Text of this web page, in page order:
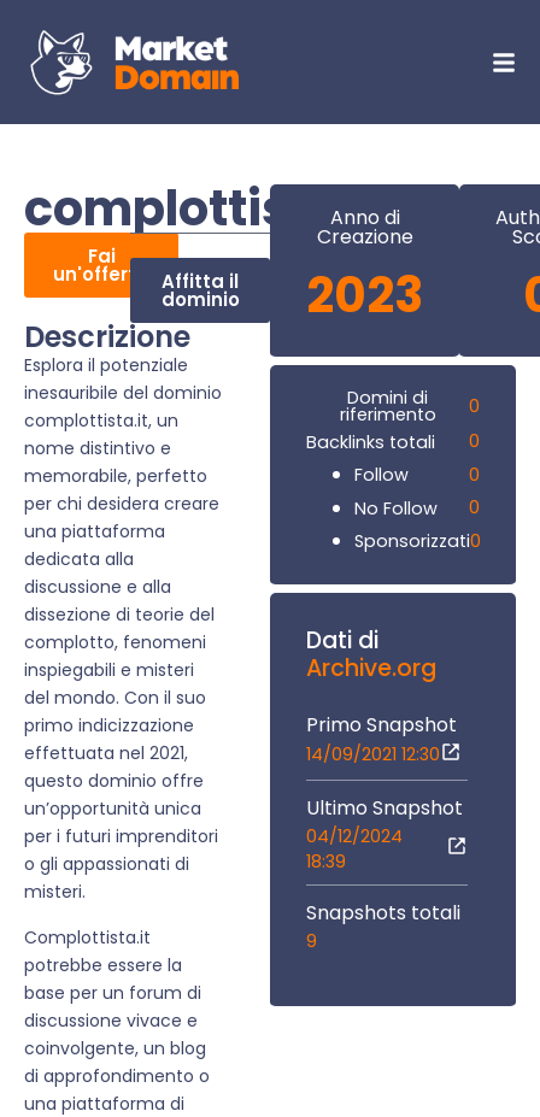
complottista.it
Fai
un'offerta Affitta il
dominio
Descrizione
Esplora il potenziale
inesauribile del dominio
complottista.it, un
nome distintivo e
memorabile, perfetto
per chi desidera creare
una piattaforma
dedicata alla
discussione e alla
dissezione di teorie del
complotto, fenomeni
inspiegabili e misteri
del mondo. Con il suo
primo indicizzazione
effettuata nel 2021,
questo dominio offre
un’opportunità unica
per i futuri imprenditori
o gli appassionati di
misteri.
Complottista.it
potrebbe essere la
base per un forum di
discussione vivace e
coinvolgente, un blog
di approfondimento o
una piattaforma di
Anno di
Creazione
2023
Domini di
riferimento
0
Backlinks totali
0
Follow
0
No Follow
0
Sponsorizzati0
Dati di
Archive.org
Primo Snapshot
14/09/2021 12:30
Ultimo Snapshot
04/12/2024
18:39
Snapshots totali
9